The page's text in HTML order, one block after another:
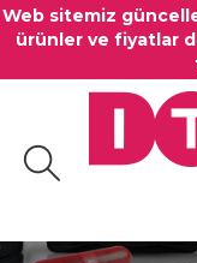
Web sitemiz
ürünler ve fiyatlar